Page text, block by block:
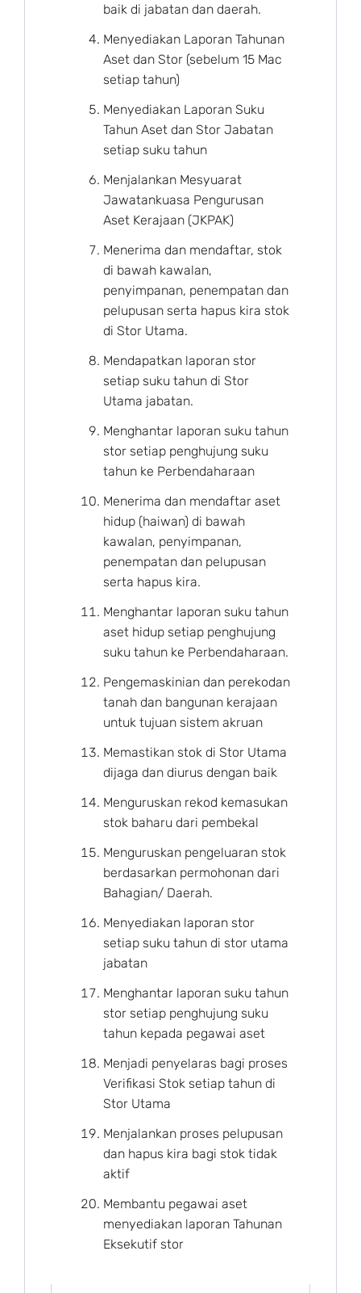
baik di jabatan dan daerah.
Menyediakan Laporan Tahunan
Aset dan Stor (sebelum 15 Mac
setiap tahun)
Menyediakan Laporan Suku
Tahun Aset dan Stor Jabatan
setiap suku tahun
Menjalankan Mesyuarat
Jawatankuasa Pengurusan
Aset Kerajaan (JKPAK)
Menerima dan mendaftar, stok
di bawah kawalan,
penyimpanan, penempatan dan
pelupusan serta hapus kira stok
di Stor Utama.
Mendapatkan laporan stor
setiap suku tahun di Stor
Utama jabatan.
Menghantar laporan suku tahun
stor setiap penghujung suku
tahun ke Perbendaharaan
Menerima dan mendaftar aset
hidup (haiwan) di bawah
kawalan, penyimpanan,
penempatan dan pelupusan
serta hapus kira.
Menghantar laporan suku tahun
aset hidup setiap penghujung
suku tahun ke Perbendaharaan.
Pengemaskinian dan perekodan
tanah dan bangunan kerajaan
untuk tujuan sistem akruan
Memastikan stok di Stor Utama
dijaga dan diurus dengan baik
Menguruskan rekod kemasukan
stok baharu dari pembekal
Menguruskan pengeluaran stok
berdasarkan permohonan dari
Bahagian/ Daerah.
Menyediakan laporan stor
setiap suku tahun di stor utama
jabatan
Menghantar laporan suku tahun
stor setiap penghujung suku
tahun kepada pegawai aset
Menjadi penyelaras bagi proses
Verifikasi Stok setiap tahun di
Stor Utama
Menjalankan proses pelupusan
dan hapus kira bagi stok tidak
aktif
Membantu pegawai aset
menyediakan laporan Tahunan
Eksekutif stor